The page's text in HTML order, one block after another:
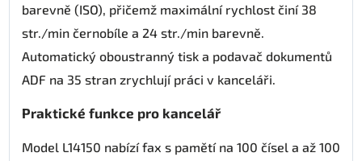
barevně (ISO), přičemž maximální rychlost činí 38
str./min černobíle a 24 str./min barevně.
Automatický oboustranný tisk a podavač dokumentů
ADF na 35 stran zrychlují práci v kanceláři.
Praktické funkce pro kancelář
Model L14150 nabízí fax s pamětí na 100 čísel a až 100